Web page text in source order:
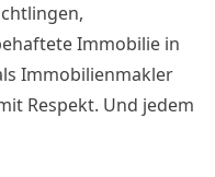
Immobilie in
Immobilienmakler
Respekt. Und jedem